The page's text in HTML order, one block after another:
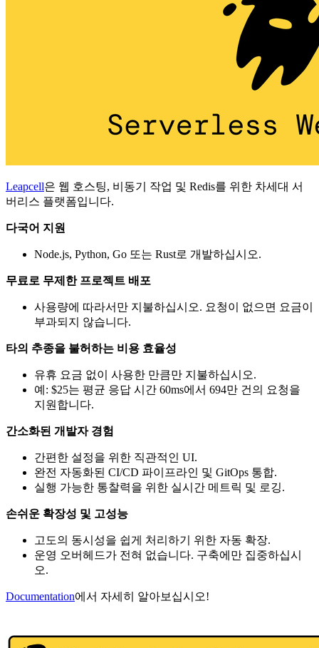
Leapcell은 웹 호스팅, 비동기 작업 및 Redis를 위한 차세대 서
버리스 플랫폼입니다.
다국어 지원
Node.js, Python, Go 또는 Rust로 개발하십시오.
무료로 무제한 프로젝트 배포
사용량에 따라서만 지불하십시오. 요청이 없으면 요금이
부과되지 않습니다.
타의 추종을 불허하는 비용 효율성
유휴 요금 없이 사용한 만큼만 지불하십시오.
예: $25는 평균 응답 시간 60ms에서 694만 건의 요청을
지원합니다.
간소화된 개발자 경험
간편한 설정을 위한 직관적인 UI.
완전 자동화된 CI/CD 파이프라인 및 GitOps 통합.
실행 가능한 통찰력을 위한 실시간 메트릭 및 로깅.
손쉬운 확장성 및 고성능
고도의 동시성을 쉽게 처리하기 위한 자동 확장.
운영 오버헤드가 전혀 없습니다. 구축에만 집중하십시
오.
Documentation에서 자세히 알아보십시오!